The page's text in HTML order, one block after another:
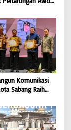
Siap
Stadion Widya
Komunikasi
Sabang Raih